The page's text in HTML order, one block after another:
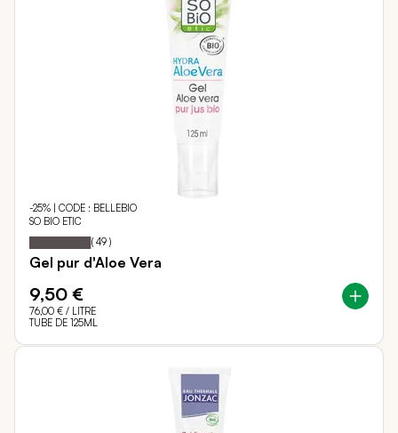
-25% | CODE : BELLEBIO
SO BIO ETIC
Notation: 98
% of
( 49 )
Gel pur d'Aloe Vera
9,50 €
76,00 € / LITRE
TUBE DE 125ML